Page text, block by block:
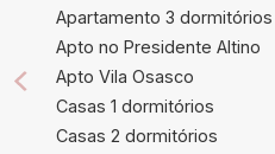
Apartamento 3 dormitórios
Apto no Presidente Altino
Apto Vila Osasco
Casas 1 dormitórios
Casas 2 dormitórios